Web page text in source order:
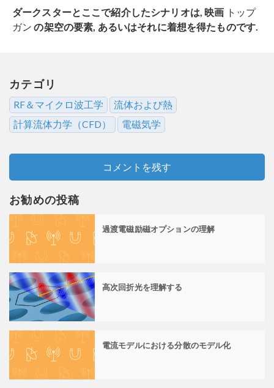
ダークスターとここで紹介したシナリオは, 映画 トップ
ガンの架空の要素, あるいはそれに着想を得たものです.
カテゴリ
RF＆マイクロ波工学
流体および熱
計算流体力学（CFD）
電磁気学
コメントを残す
お勧めの投稿
過渡電磁励磁オプションの理解
高次回折光を理解する
電流モデルにおける分散のモデル化